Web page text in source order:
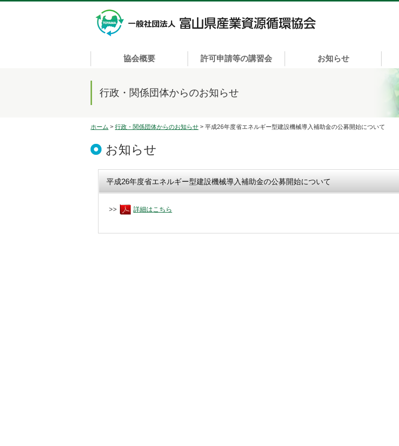
協会概要 許可申請等の講習会 お知らせ
行政・関係団体からのお知らせ
ホーム > 行政・関係団体からのお知らせ > 平成26年度省エネルギー型建設機械導入補助金の公募開始について
お知らせ
平成26年度省エネルギー型建設機械導入補助金の公募開始について
>> 詳細はこちら